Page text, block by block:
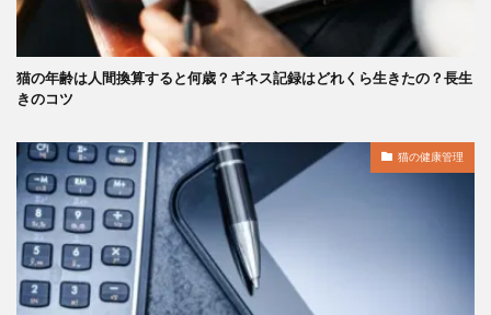
猫の年齢は人間換算すると何歳？ギネス記録はどれくら生きたの？長生
きのコツ
猫の健康管理